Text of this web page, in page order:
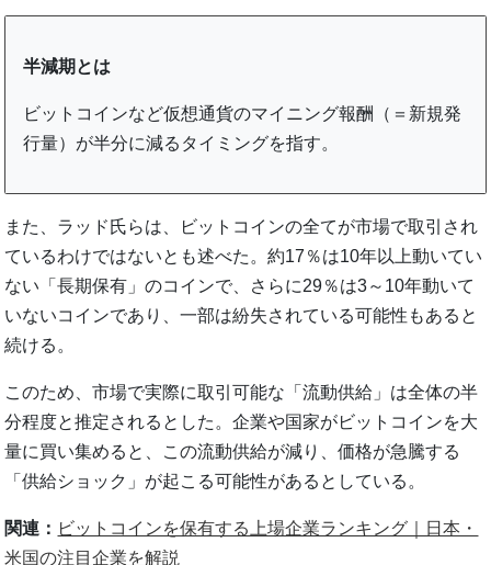
半減期とは
ビットコインなど仮想通貨のマイニング報酬（＝新規発
行量）が半分に減るタイミングを指す。
また、ラッド氏らは、ビットコインの全てが市場で取引され
ているわけではないとも述べた。約17％は10年以上動いてい
ない「長期保有」のコインで、さらに29％は3～10年動いて
いないコインであり、一部は紛失されている可能性もあると
続ける。
このため、市場で実際に取引可能な「流動供給」は全体の半
分程度と推定されるとした。企業や国家がビットコインを大
量に買い集めると、この流動供給が減り、価格が急騰する
「供給ショック」が起こる可能性があるとしている。
関連： ビットコインを保有する上場企業ランキング｜日本・
米国の注目企業を解説